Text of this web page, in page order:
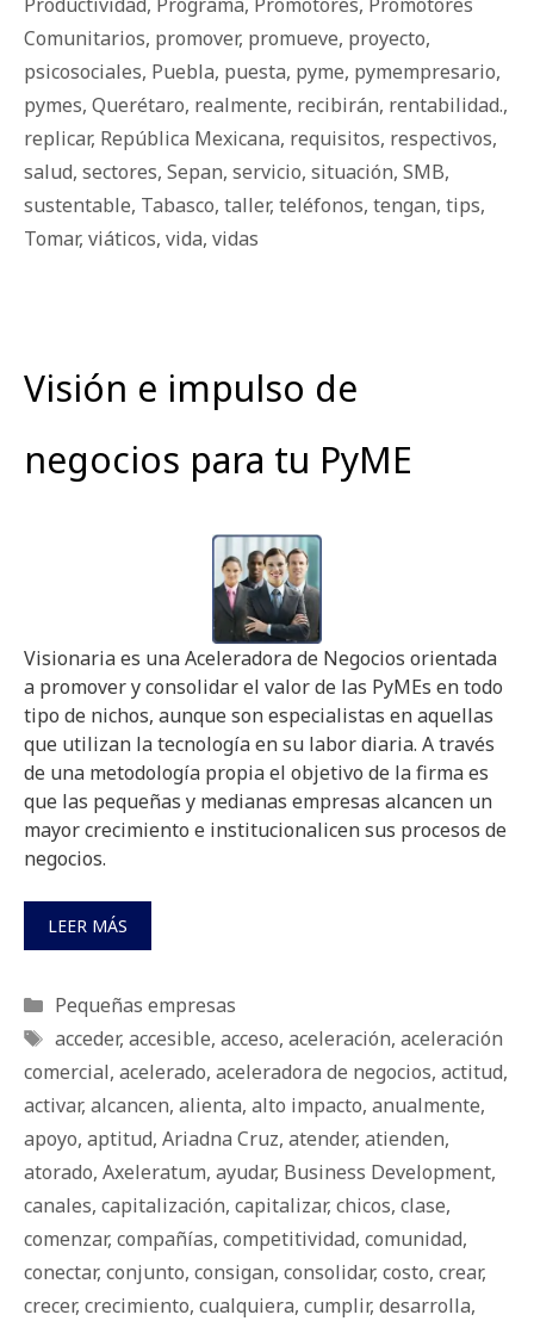
Comunitarios, promover, promueve, proyecto,
psicosociales, Puebla, puesta, pyme, pymempresario,
pymes, Querétaro, realmente, recibirán, rentabilidad.,
replicar, República Mexicana, requisitos, respectivos,
salud, sectores, Sepan, servicio, situación, SMB,
sustentable, Tabasco, taller, teléfonos, tengan, tips,
Tomar, viáticos, vida, vidas
Visión e impulso de
negocios para tu PyME
Visionaria es una Aceleradora de Negocios orientada
a promover y consolidar el valor de las PyMEs en todo
tipo de nichos, aunque son especialistas en aquellas
que utilizan la tecnología en su labor diaria. A través
de una metodología propia el objetivo de la firma es
que las pequeñas y medianas empresas alcancen un
mayor crecimiento e institucionalicen sus procesos de
negocios.
LEER MÁS
Categorías
Pequeñas empresas
Etiquetas
acceder, accesible, acceso, aceleración, aceleración
comercial, acelerado, aceleradora de negocios, actitud,
activar, alcancen, alienta, alto impacto, anualmente,
apoyo, aptitud, Ariadna Cruz, atender, atienden,
atorado, Axeleratum, ayudar, Business Development,
canales, capitalización, capitalizar, chicos, clase,
comenzar, compañías, competitividad, comunidad,
conectar, conjunto, consigan, consolidar, costo, crear,
crecer, crecimiento, cualquiera, cumplir, desarrolla,